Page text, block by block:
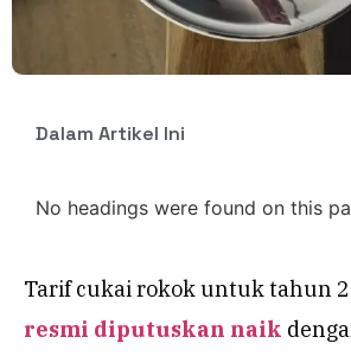
Dalam Artikel Ini
No headings were found on this
Tarif cukai rokok untuk tahun
resmi diputuskan naik